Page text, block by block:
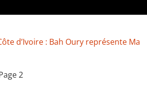
: Bah Oury représente Mamadi
2